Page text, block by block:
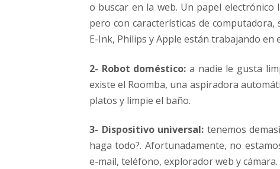
o buscar en la web. Un papel
pero con características de computadora,
E-Ink, Philips y Apple están trabajando en
2- Robot doméstico: a nadie le gusta
existe el Roomba, una aspiradora
platos y limpie el baño.
3- Dispositivo universal: tenemos
haga todo?. Afortunadamente, no
e-mail, teléfono, explorador web y cámara.